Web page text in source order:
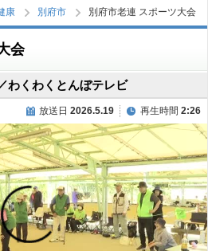
康 別府市 別府市老連 スポーツ大会
会
わくわくとんぼテレビ
放送日 2026.5.19 再生時間 2:26